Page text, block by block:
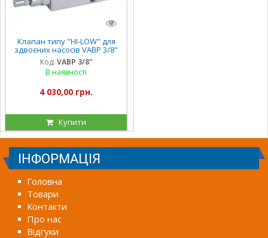
Клапан типу "HI-LOW" для
здвоєних насосів VABP 3/8"
Код: VABP 3/8"
В наявності
4 030,00 грн.
Купити
ІНФОРМАЦІЯ
Головна
Товари
Контакти
Про нас
Відгуки